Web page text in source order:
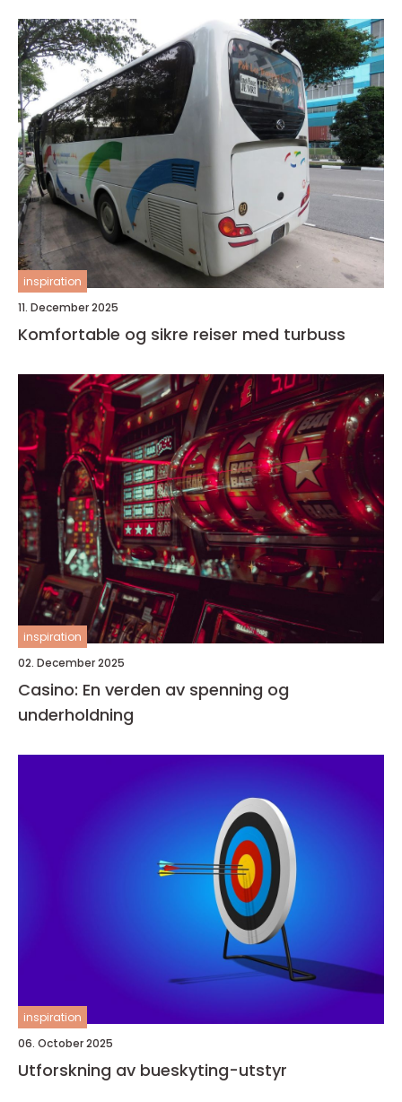
inspiration
11. December 2025
Komfortable og sikre reiser med turbuss
inspiration
02. December 2025
Casino: En verden av spenning og
underholdning
inspiration
06. October 2025
Utforskning av bueskyting-utstyr